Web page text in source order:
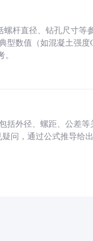
杆直径、钻孔尺寸等
型数值（如混凝土强
括外径、螺距、公差
问，通过公式推导给